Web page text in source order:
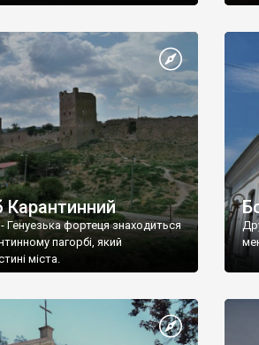
Карантинний
Генуезька фортеця знаходиться
пагорбі, який
міста.